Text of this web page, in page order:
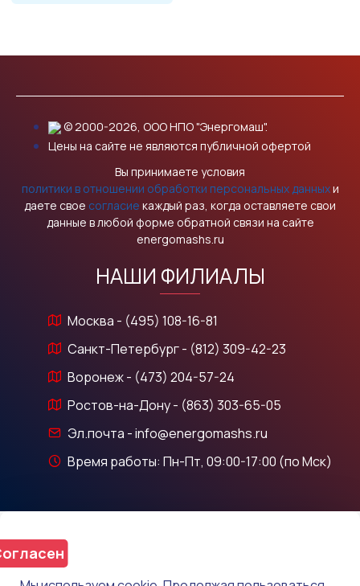
© 2000-2026, ООО НПО "Энергомаш".
Цены на сайте не являются публичной офертой
Вы принимаете условия
политики в отношении обработки персональных данныхи
даете свое согласие каждый раз, когда оставляете свои
данные в любой форме обратной связи на сайте
energomashs.ru
НАШИ ФИЛИАЛЫ
Москва - (495) 108-16-81
Санкт-Петербург - (812) 309-42-23
Воронеж - (473) 204-57-24
Ростов-на-Дону - (863) 303-65-05
Эл.почта - info@energomashs.ru
Время работы: Пн-Пт, 09:00-17:00 (по Мск)